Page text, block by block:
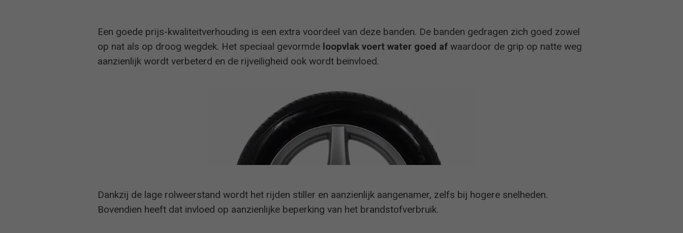
2021 Auto Bild 205/55 R16 goed -
185/65 R15 aanbevolen
185/65 R15 aanbevolen
Auto Bild 225/45 R17 ruim voldoende
Een goede prijs-kwaliteitverhouding is een extra voordeel van deze banden. De banden gedragen zich goed zowel
op nat als op droog wegdek. Het speciaal gevormde loopvlak voert water goed af waardoor de grip op natte weg
aanzienlijk wordt verbeterd en de rijveiligheid ook wordt beïnvloed.
Dankzij de lage rolweerstand wordt het rijden stiller en aanzienlijk aangenamer, zelfs bij hogere snelheden.
Bovendien heeft dat invloed op aanzienlijke beperking van het brandstofverbruik.